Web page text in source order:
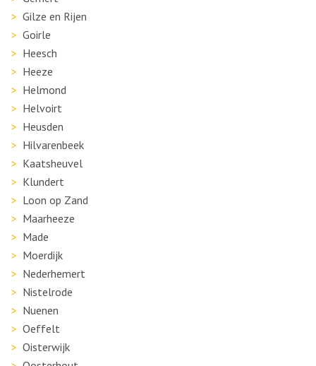
Gilze en Rijen
Goirle
Heesch
Heeze
Helmond
Helvoirt
Heusden
Hilvarenbeek
Kaatsheuvel
Klundert
Loon op Zand
Maarheeze
Made
Moerdijk
Nederhemert
Nistelrode
Nuenen
Oeffelt
Oisterwijk